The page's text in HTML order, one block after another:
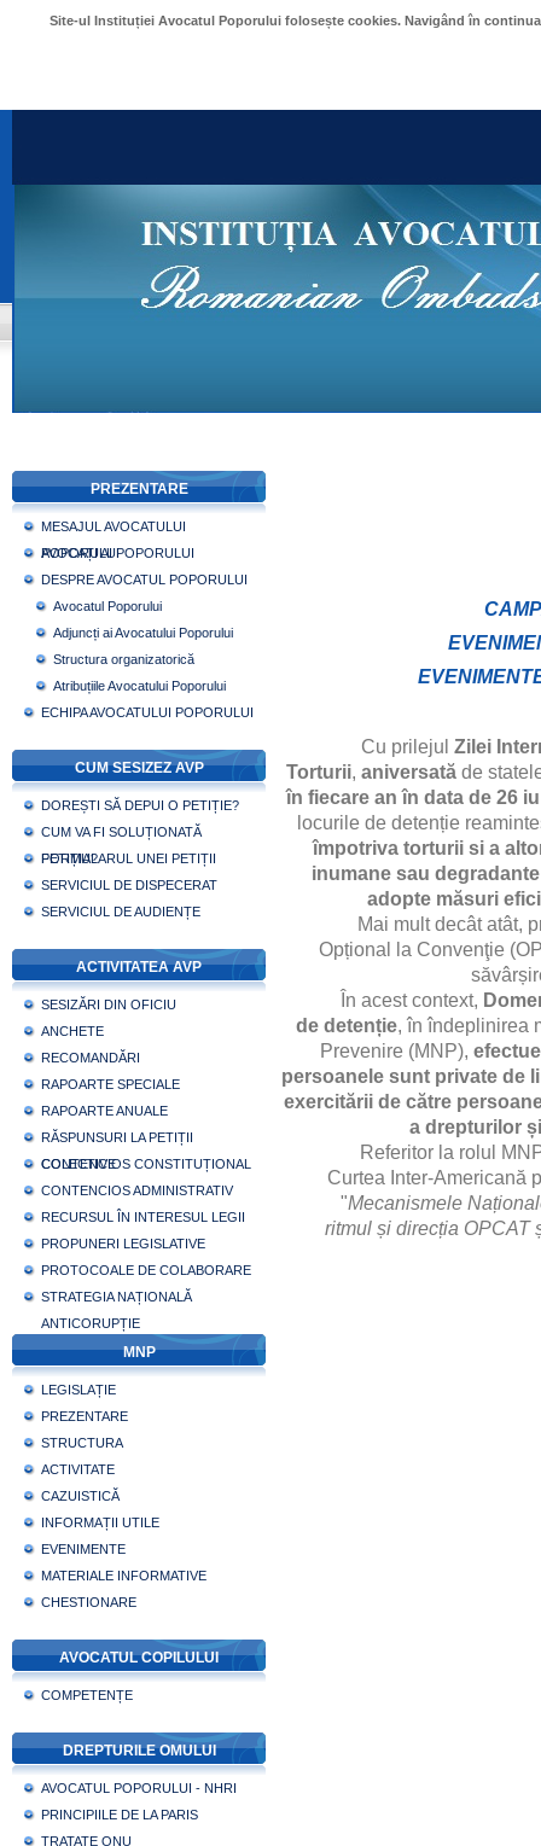
Site-ul Instituției Avocatul Poporului folosește cookies. Navigând în
PREZENTARE
MESAJUL AVOCATULUI
POPORULUI
AVOCAȚI AI POPORULUI
DESPRE AVOCATUL POPORULUI
Avocatul Poporului
Adjuncți ai Avocatului Poporului
Structura organizatorică
Atribuțiile Avocatului Poporului
ECHIPA AVOCATULUI POPORULUI
CUM SESIZEZ AVP
DOREȘTI SĂ DEPUI O PETIȚIE?
CUM VA FI SOLUȚIONATĂ
PETIȚIA?
FORMULARUL UNEI PETIȚII
SERVICIUL DE DISPECERAT
SERVICIUL DE AUDIENȚE
ACTIVITATEA AVP
SESIZĂRI DIN OFICIU
ANCHETE
RECOMANDĂRI
RAPOARTE SPECIALE
RAPOARTE ANUALE
RĂSPUNSURI LA PETIȚII
COLECTIVE
CONTENCIOS CONSTITUȚIONAL
CONTENCIOS ADMINISTRATIV
RECURSUL ÎN INTERESUL LEGII
PROPUNERI LEGISLATIVE
PROTOCOALE DE COLABORARE
STRATEGIA NAȚIONALĂ
ANTICORUPȚIE
MNP
LEGISLAȚIE
PREZENTARE
STRUCTURA
ACTIVITATE
CAZUISTICĂ
INFORMAȚII UTILE
EVENIMENTE
MATERIALE INFORMATIVE
CHESTIONARE
AVOCATUL COPILULUI
COMPETENȚE
DREPTURILE OMULUI
AVOCATUL POPORULUI - NHRI
PRINCIPIILE DE LA PARIS
TRATATE ONU
Cu prilejul Zilei
Torturii, aniversatăde
în fiecare an în data de 26
locurile de detenție
împotriva torturii si a
inumane sau
adopte măsuri
Mai mult decât atât,
Opțional la Convenţie
În acest context,
de detenție, în îndeplinirea
Prevenire (MNP),
persoanele sunt private de
exercitării de către
a drepturilor
Referitor la rolul
Curtea Inter-Americană
ʺMecanismele
ritmul și direcția OPCAT